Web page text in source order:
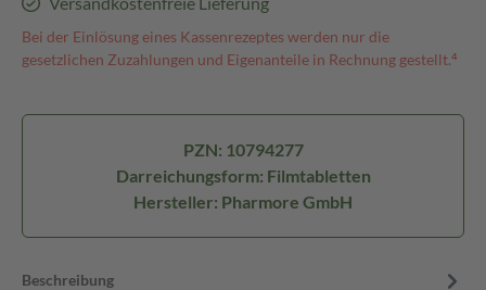
Bei der Einlösung eines Kassenrezeptes werden nur die
gesetzlichen Zuzahlungen und Eigenanteile in Rechnung gestellt.⁴
PZN: 10794277
Darreichungsform: Filmtabletten
Hersteller: Pharmore GmbH
Beschreibung